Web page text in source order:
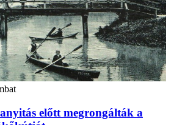
előtt megrongálták a